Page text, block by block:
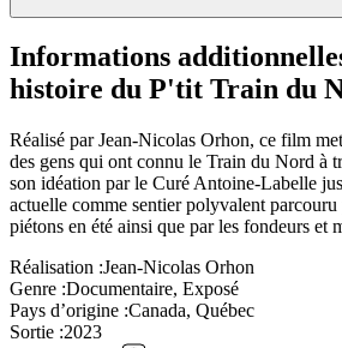
Informations
histoire du P'tit Train du
Réalisé par Jean-Nicolas Orhon, ce film
des gens qui ont connu le Train du Nord à
son idéation par le Curé Antoine-Labelle
actuelle comme sentier polyvalent parcouru
piétons en été ainsi que par les fondeurs et
Réalisation :Jean-Nicolas Orhon
Genre :Documentaire, Exposé
Pays d’origine :Canada, Québec
Sortie :2023